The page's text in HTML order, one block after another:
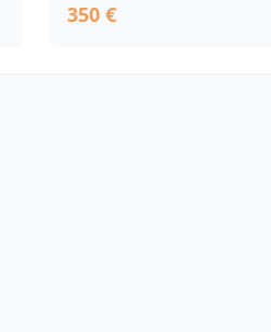
350 €